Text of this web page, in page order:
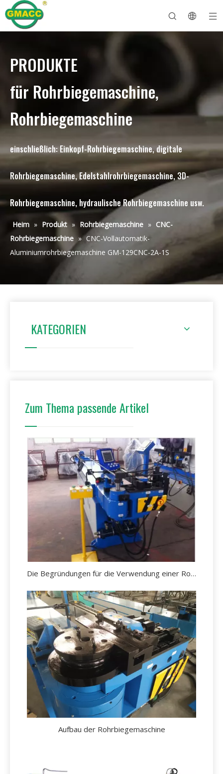
PRODUKTE
für Rohrbiegemaschine,
Rohrbiegemaschine
einschließlich: Einkopf-Rohrbiegemaschine, digitale
Rohrbiegemaschine, Edelstahlrohrbiegemaschine, 3D-
Rohrbiegemaschine, hydraulische Rohrbiegemaschine usw.
Heim » Produkt » Rohrbiegemaschine » CNC-
Rohrbiegemaschine » CNC-Vollautomatik-
Aluminiumrohrbiegemaschine GM-129CNC-2A-1S
KATEGORIEN
Zum Thema passende Artikel
Die Begründungen für die Verwendung einer Rohrbiegemaschine.
Aufbau der Rohrbiegemaschine